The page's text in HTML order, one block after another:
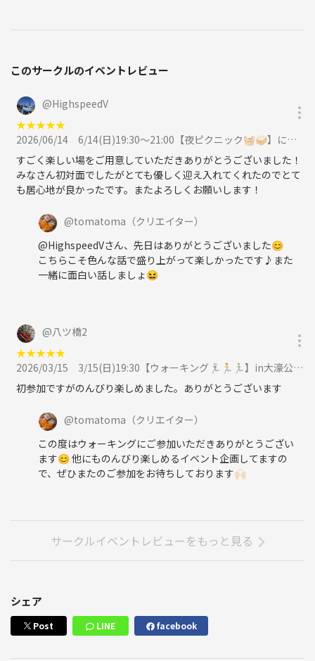
このサークルのイベントレビュー
@HighspeedV
★★★★★
2026/06/14
6/14(日)19:30〜21:00【夜ピクニック🧺🥪】に参加
すごく楽しい場をご用意していただきありがとうございました！
みなさん初対面でしたがとても優しく迎え入れてくれたのでとて
も居心地が良かったです。またよろしくお願いします！
@tomatoma （クリエイター）
@HighspeedVさん、先日はありがとうございました😊
こちらこそ色んな話で盛り上がって楽しかったです♪また
一緒に面白い話しましょ😆
@八ツ橋2
★★★★★
2026/03/15
3/15(日)19:30【ウォーキング🏃🏼‍♀️🏃🏃‍♂️】in大濠公園🌳に参加
初参加ですがのんびり楽しめました。ありがとうございます
@tomatoma （クリエイター）
この度はウォーキングにご参加いただきありがとうござい
ます😊 他にものんびり楽しめるイベント企画してますの
で、ぜひまたのご参加をお待ちしております🙌🏻
サークルイベントレビューをもっと見る
シェア
Post LINE facebook